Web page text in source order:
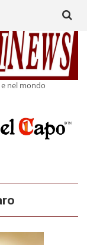
nel mondo
for: